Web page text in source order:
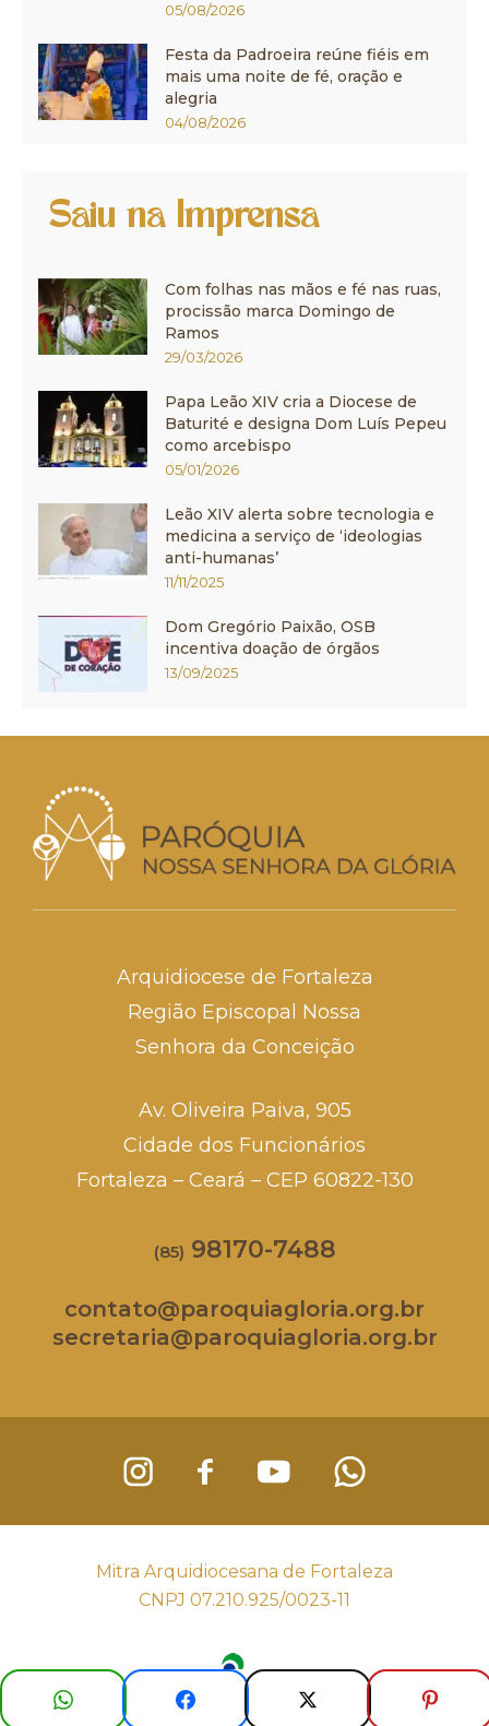
05/08/2026
Festa da Padroeira reúne fiéis em
mais uma noite de fé, oração e
alegria
04/08/2026
Saiu na Imprensa
Com folhas nas mãos e fé nas ruas,
procissão marca Domingo de
Ramos
29/03/2026
Papa Leão XIV cria a Diocese de
Baturité e designa Dom Luís Pepeu
como arcebispo
05/01/2026
Leão XIV alerta sobre tecnologia e
medicina a serviço de ‘ideologias
anti-humanas’
11/11/2025
Dom Gregório Paixão, OSB
incentiva doação de órgãos
13/09/2025
Arquidiocese de Fortaleza
Região Episcopal Nossa
Senhora da Conceição
Av. Oliveira Paiva, 905
Cidade dos Funcionários
Fortaleza – Ceará – CEP 60822-130
(85) 98170-7488
contato@paroquiagloria.org.br
secretaria@paroquiagloria.org.br
Mitra Arquidiocesana de Fortaleza
CNPJ 07.210.925/0023-11